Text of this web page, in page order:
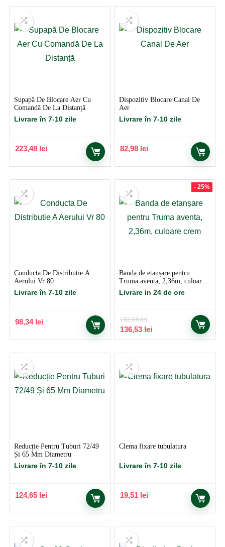
85,83 lei.
Supapă De Blocare Aer Cu
Comandă De La Distanță
Livrare în 7-10 zile
223,48 lei
Dispozitiv Blocare Canal De
Aer
Livrare în 7-10 zile
82,98 lei
Conducta De Distributie A
Aerului Vr 80
Livrare în 7-10 zile
98,34 lei
- 25%
Banda de etanșare pentru
Truma aventa, 2,36m, culoare
crem
Livrare in 24 de ore
182,06lei
Prețul
inițial
182,06 lei.
136,53 lei
curent
Reducție Pentru Tuburi 72/49
Și 65 Mm Diametru
Livrare în 7-10 zile
124,65 lei
Clema fixare tubulatura
Livrare în 7-10 zile
19,51 lei